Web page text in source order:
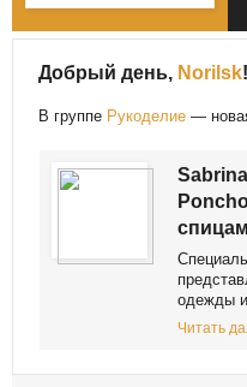
Добрый день, Norilsk!
В группе Рукоделие —
одежды и
Читать